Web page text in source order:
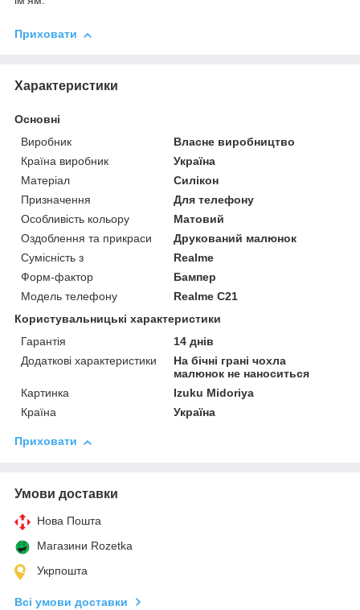
Приховати
Характеристики
Основні
Виробник
Власне виробництво
Країна виробник
Україна
Матеріал
Силікон
Призначення
Для телефону
Особливість кольору
Матовий
Оздоблення та прикраси
Друкований малюнок
Сумісність з
Realme
Форм-фактор
Бампер
Модель телефону
Realme C21
Користувальницькі характеристики
Гарантія
14 днів
Додаткові характеристики
На бічні грані чохла
малюнок не наноситься
Картинка
Izuku Midoriya
Країна
Україна
Приховати
Умови доставки
Нова Пошта
Магазини Rozetka
Укрпошта
Всі умови доставки